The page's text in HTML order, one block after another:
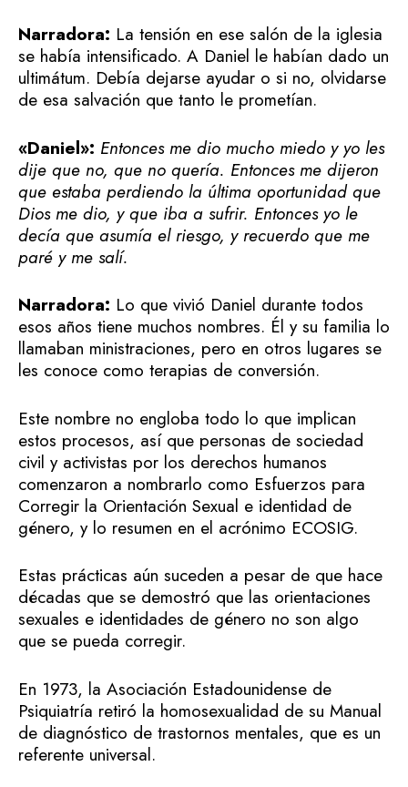
Narradora: La tensión en ese salón de la iglesia
se había intensificado. A Daniel le habían dado un
ultimátum. Debía dejarse ayudar o si no, olvidarse
de esa salvación que tanto le prometían.
«Daniel»: Entonces me dio mucho miedo y yo les
dije que no, que no quería. Entonces me dijeron
que estaba perdiendo la última oportunidad que
Dios me dio, y que iba a sufrir. Entonces yo le
decía que asumía el riesgo, y recuerdo que me
paré y me salí.
Narradora: Lo que vivió Daniel durante todos
esos años tiene muchos nombres. Él y su familia lo
llamaban ministraciones, pero en otros lugares se
les conoce como terapias de conversión.
Este nombre no engloba todo lo que implican
estos procesos, así que personas de sociedad
civil y activistas por los derechos humanos
comenzaron a nombrarlo como Esfuerzos para
Corregir la Orientación Sexual e identidad de
género, y lo resumen en el acrónimo ECOSIG.
Estas prácticas aún suceden a pesar de que hace
décadas que se demostró que las orientaciones
sexuales e identidades de género no son algo
que se pueda corregir.
En 1973, la Asociación Estadounidense de
Psiquiatría retiró la homosexualidad de su Manual
de diagnóstico de trastornos mentales, que es un
referente universal.